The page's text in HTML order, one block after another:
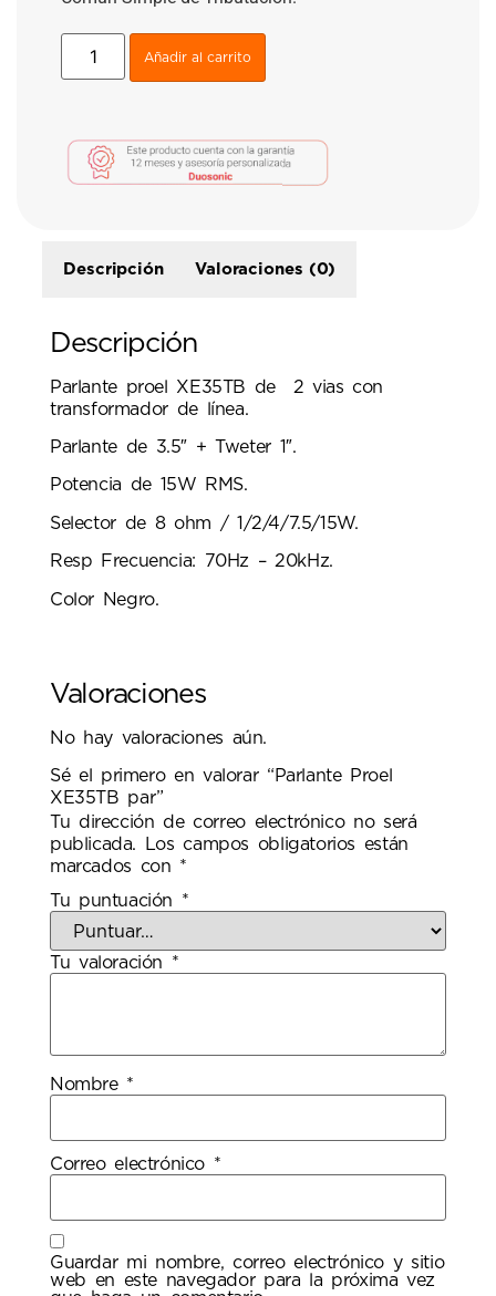
Añadir al carrito
Descripción Valoraciones (0)
Descripción
Parlante proel XE35TB de 2 vias con
transformador de línea.
Parlante de 3.5″ + Tweter 1″.
Potencia de 15W RMS.
Selector de 8 ohm / 1/2/4/7.5/15W.
Resp Frecuencia: 70Hz – 20kHz.
Color Negro.
Valoraciones
No hay valoraciones aún.
Sé el primero en valorar “Parlante Proel
XE35TB par”
Tu dirección de correo electrónico no será
publicada.
Los campos obligatorios están
marcados con *
Tu puntuación *
Tu valoración *
Nombre *
Correo electrónico *
Guardar mi nombre, correo electrónico y sitio
web en este navegador para la próxima vez